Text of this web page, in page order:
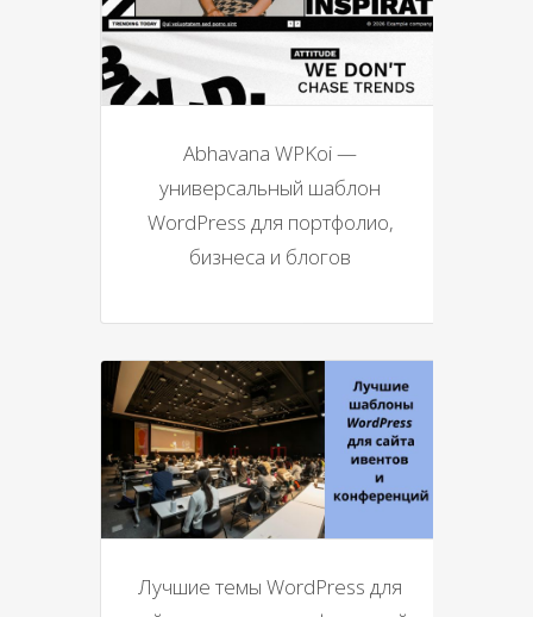
Abhavana WPKoi —
универсальный шаблон
WordPress для портфолио,
бизнеса и блогов
Лучшие темы WordPress для